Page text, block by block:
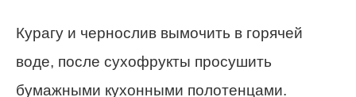
Курагу и чернослив вымочить в горячей
воде, после сухофрукты просушить
бумажными кухонными полотенцами.